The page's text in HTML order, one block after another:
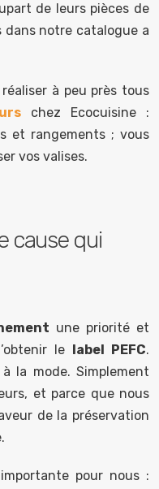
de leurs pièces de
dans notre catalogue a
à peu près tous
chez Ecocuisine :
et rangements ; vous
vos valises.
cause qui
une priorité et
le label PEFC.
la mode. Simplement
et parce que nous
de la préservation
pour nous :